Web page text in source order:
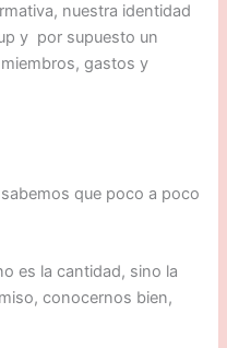
nuestra identidad
y por supuesto un
gastos y
que poco a poco
es la cantidad, sino la
conocernos bien,